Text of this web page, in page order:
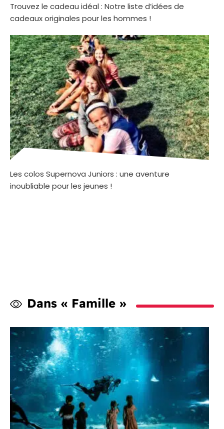
Trouvez le cadeau idéal : Notre liste d’idées de
cadeaux originales pour les hommes !
Les colos Supernova Juniors : une aventure
inoubliable pour les jeunes !
Dans « Famille »